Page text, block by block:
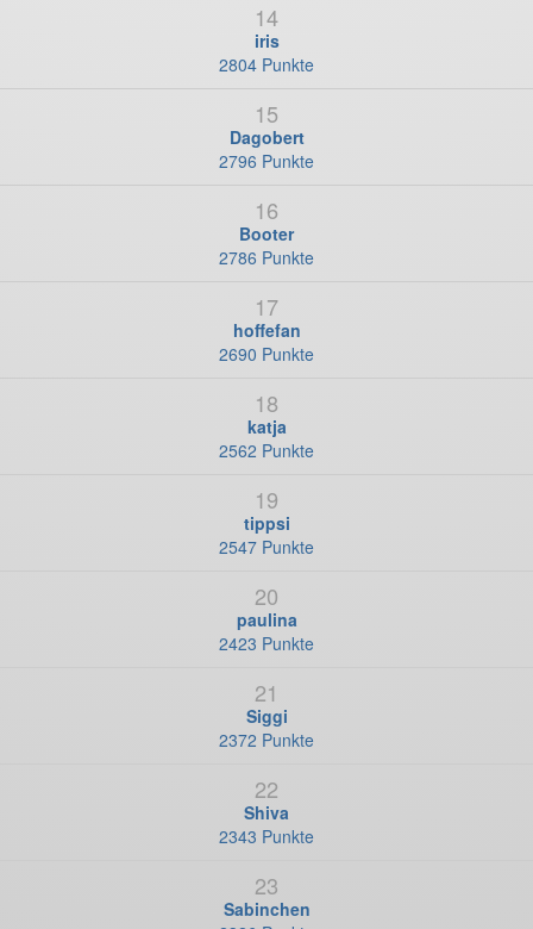
14
iris
2804 Punkte
15
Dagobert
2796 Punkte
16
Booter
2786 Punkte
17
hoffefan
2690 Punkte
18
katja
2562 Punkte
19
tippsi
2547 Punkte
20
paulina
2423 Punkte
21
Siggi
2372 Punkte
22
Shiva
2343 Punkte
23
Sabinchen